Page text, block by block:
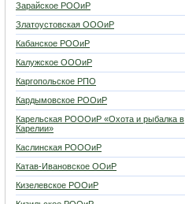
Зарайское РООиР
Златоустовская ОООиР
Кабанское РООиР
Калужское ОООиР
Каргопольское РПО
Кардымовское РООиР
Карельская РОООиР «Охота и рыбалка в
Карелии»
Каслинская РОООиР
Катав-Ивановское ООиР
Кизелевское РООиР